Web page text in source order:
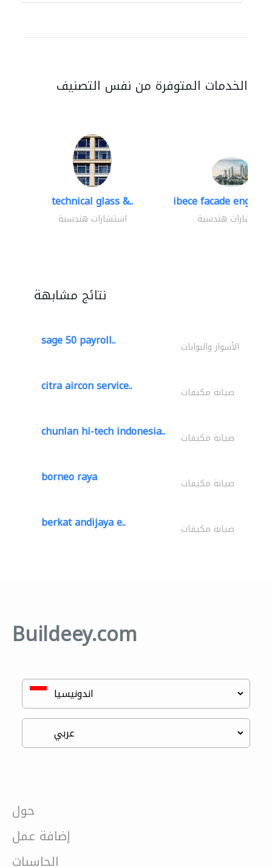
الخدمات المتوفرة من نفس التصنيف
technical glass &..
استشارات هندسية
ibece facade
استشارات هندسية
نتائج مشابهة
sage 50 payroll.. الأسوار والبوابات
citra aircon service.. صيانة مكيفات
chunlan hi-tech indonesia.. صيانة مكيفات
borneo raya صيانة مكيفات
berkat andijaya e.. صيانة مكيفات
Buildeey.com
حول
إضافة عمل
الحاسبات